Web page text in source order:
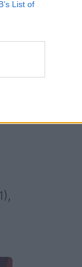
List of